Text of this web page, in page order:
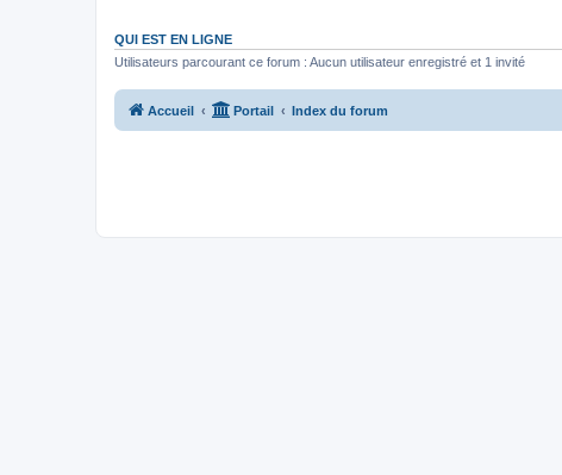
QUI EST EN LIGNE
Utilisateurs parcourant ce forum : Aucun utilisateur enregistré et 1 invité
Accueil Portail Index du forum